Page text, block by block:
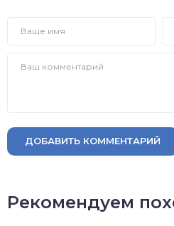
ДОБАВИТЬ КОММЕНТАРИЙ
Рекомендуем